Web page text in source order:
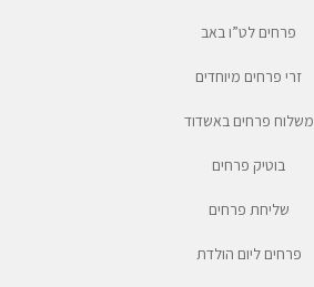
פרחים לט”ו באב
זרי פרחים מיוחדים
משלוח פרחים באשדוד
בוטיק פרחים
שליחת פרחים
פרחים ליום הולדת